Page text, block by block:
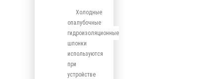
Холодные
опалубочные
гидроизоляционные
шпонки
используются
при
устройстве